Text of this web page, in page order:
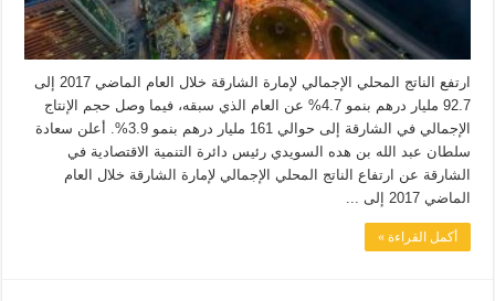
ارتفع الناتج المحلي الإجمالي لإمارة الشارقة خلال العام الماضي 2017 إلى
92.7 مليار درهم بنمو 4.7% عن العام الذي سبقه، فيما وصل حجم الإنتاج
الإجمالي في الشارقة إلى حوالي 161 مليار درهم بنمو 3.9%. أعلن سعادة
سلطان عبد الله بن هده السويدي رئيس دائرة التنمية الاقتصادية في
الشارقة عن ارتفاع الناتج المحلي الإجمالي لإمارة الشارقة خلال العام
الماضي 2017 إلى ...
أكمل القراءة »